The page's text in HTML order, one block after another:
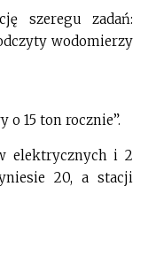
szeregu zadań:
wodomierzy
15 ton rocznie”.
elektrycznych i 2
20, a stacji